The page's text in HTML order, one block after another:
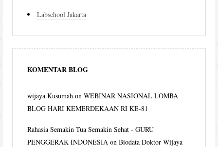
Labschool Jakarta
KOMENTAR BLOG
wijaya Kusumah onWEBINAR NASIONAL LOMBA
BLOG HARI KEMERDEKAAN RI KE-81
Rahasia Semakin Tua Semakin Sehat - GURU
PENGGERAK INDONESIA onBiodata Doktor Wijaya